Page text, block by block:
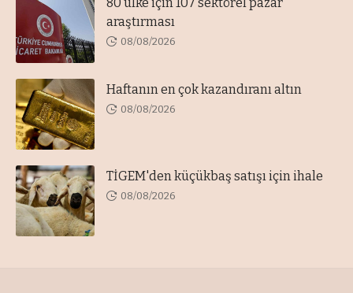
araştırması
08/08/2026
Haftanın en çok kazandıranı altın
08/08/2026
TİGEM'den küçükbaş satışı için ihale
08/08/2026